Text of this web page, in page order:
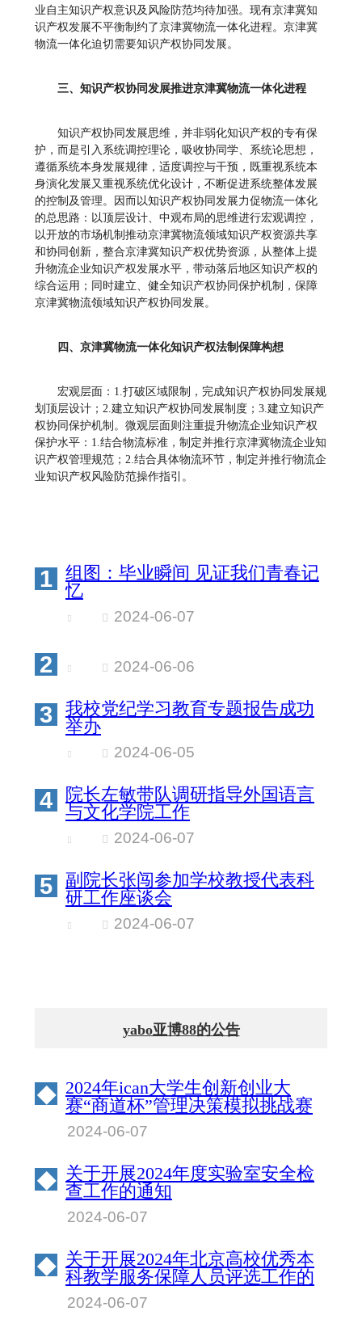
业自主知识产权意识及风险防范均待加强。现有京津冀知
识产权发展不平衡制约了京津冀物流一体化进程。京津冀
物流一体化迫切需要知识产权协同发展。
三、知识产权协同发展推进京津冀物流一体化进程
知识产权协同发展思维，并非弱化知识产权的专有保
护，而是引入系统调控理论，吸收协同学、系统论思想，
遵循系统本身发展规律，适度调控与干预，既重视系统本
身演化发展又重视系统优化设计，不断促进系统整体发展
的控制及管理。因而以知识产权协同发展力促物流一体化
的总思路：以顶层设计、中观布局的思维进行宏观调控，
以开放的市场机制推动京津冀物流领域知识产权资源共享
和协同创新，整合京津冀知识产权优势资源，从整体上提
升物流企业知识产权发展水平，带动落后地区知识产权的
综合运用；同时建立、健全知识产权协同保护机制，保障
京津冀物流领域知识产权协同发展。
四、京津冀物流一体化知识产权法制保障构想
宏观层面：1.打破区域限制，完成知识产权协同发展规
划顶层设计；2.建立知识产权协同发展制度；3.建立知识产
权协同保护机制。微观层面则注重提升物流企业知识产权
保护水平：1.结合物流标准，制定并推行京津冀物流企业知
识产权管理规范；2.结合具体物流环节，制定并推行物流企
业知识产权风险防范操作指引。
1
组图：毕业瞬间 见证我们青春记
忆
2024-06-07
2 2024-06-06
3
我校党纪学习教育专题报告成功
举办
2024-06-05
4
院长左敏带队调研指导外国语言
与文化学院工作
2024-06-07
5
副院长张闯参加学校教授代表科
研工作座谈会
2024-06-07
yabo亚博88的公告
◆ 2024年ican大学生创新创业大
赛“商道杯”管理决策模拟挑战赛
北京物资学院校园赛成绩公示
2024-06-07
◆ 关于开展2024年度实验室安全检
查工作的通知
2024-06-07
◆ 关于开展2024年北京高校优秀本
科教学服务保障人员评选工作的
通知
2024-06-07